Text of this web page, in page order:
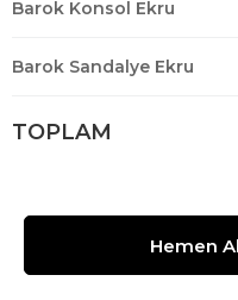
Barok Konsol Ekru
Barok Sandalye Ekru
TOPLAM